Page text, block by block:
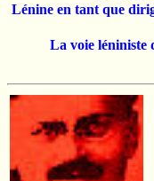
Lénine en tant que
La voie léniniste